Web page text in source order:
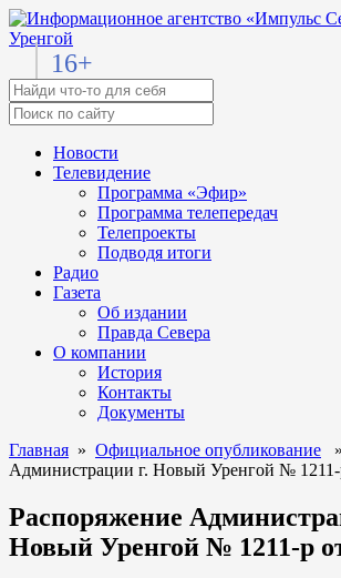
16+
Новости
Телевидение
Программа «Эфир»
Программа телепередач
Телепроекты
Подводя итоги
Радио
Газета
Об издании
Правда Севера
О компании
История
Контакты
Документы
Главная » Официальное опубликование
Администрации г. Новый Уренгой № 1211-
Распоряжение
Новый Уренгой № 1211-р